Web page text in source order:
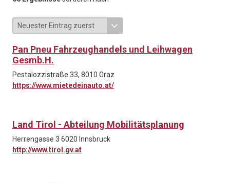
Pan Pneu Fahrzeughandels und Leihwagen
Gesmb.H.
Pestalozzistraße 33, 8010 Graz
https://www.mietedeinauto.at/
Land Tirol - Abteilung Mobilitätsplanung
Herrengasse 3 6020 Innsbruck
http://www.tirol.gv.at